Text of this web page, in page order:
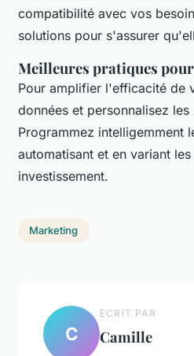
compatibilité avec vos
solutions pour s'assurer
Meilleures pratiques
Pour amplifier l'efficacité de
données et personnalisez
Programmez intelligemment
automatisant et en variant
investissement.
Marketing
C
ECRIT PAR
Camille